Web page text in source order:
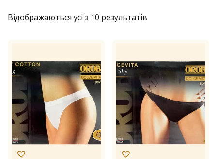
Відображаються усі з 10 результатів